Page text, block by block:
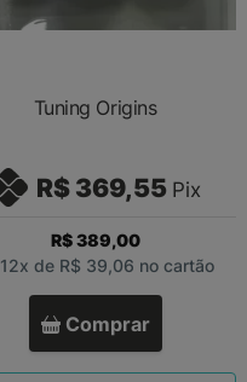
Tuning Origins
R$ 369,55 Pix
R$ 389,00
12x de R$ 39,06 no cartão
Comprar